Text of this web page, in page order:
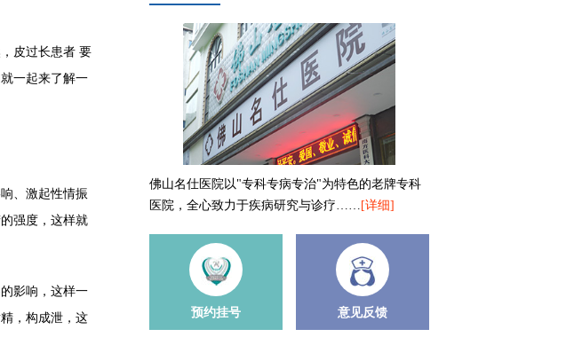
皮过长患者 要
一起来了解一
、激起性情振
强度，这样就
影响，这样一
，构成泄，这
佛山名仕医院以"专科专病专治"为特色的老牌专科
医院，全心致力于疾病研究与诊疗…… [详细]
预约挂号 意见反馈